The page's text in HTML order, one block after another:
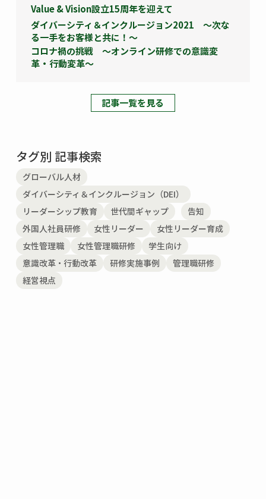
Value & Vision設立15周年を迎えて
ダイバーシティ＆インクルージョン2021 ～次な
る一手をお客様と共に！～
コロナ禍の挑戦 ～オンライン研修での意識変
革・行動変革～
記事一覧を見る
タグ別 記事検索
グローバル人材
ダイバーシティ＆インクルージョン（DEI）
リーダーシップ教育
世代間ギャップ
告知
外国人社員研修
女性リーダー
女性リーダー育成
女性管理職
女性管理職研修
学生向け
意識改革・行動改革
研修実施事例
管理職研修
経営視点